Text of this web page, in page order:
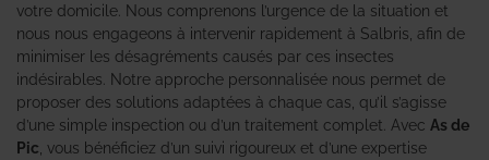
votre domicile. Nous comprenons l’urgence de la situation et
nous nous engageons à intervenir rapidement à Salbris, afin de
minimiser les désagréments causés par ces insectes
indésirables. Notre approche personnalisée nous permet de
proposer des solutions adaptées à chaque cas, qu’il s’agisse
d’une simple inspection ou d’un traitement complet. Avec As de
Pic , vous bénéficiez d’un suivi rigoureux et d’une expertise